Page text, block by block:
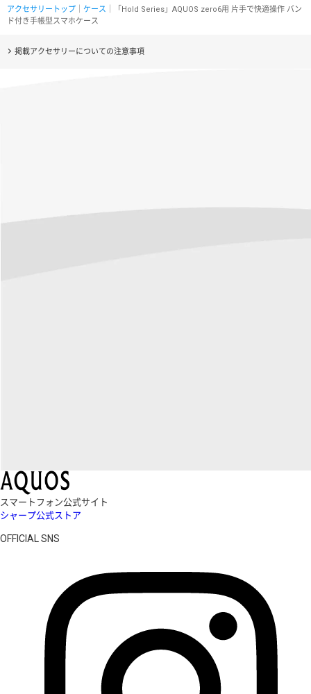
アクセサリートップ ケース ｜「Hold Series」AQUOS zero6用 片手で快適操作 バン
ド付き手帳型スマホケース
掲載アクセサリーについての注意事項
スマートフォン公式サイト
シャープ公式ストア
OFFICIAL SNS